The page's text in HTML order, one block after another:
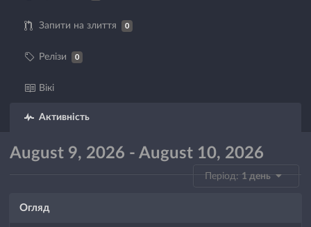
Запити на злиття 0
Релізи 0
Вікі
Активність
August 9, 2026 - August 10, 2026
Період:1 день
Огляд